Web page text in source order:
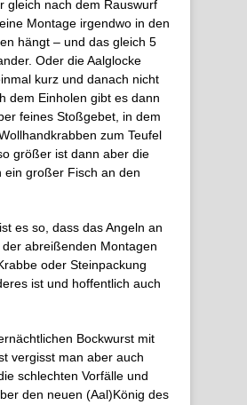
gleich nach dem Rauswurf
Montage irgendwo in den
hängt – und das gleich 5
Oder die Aalglocke
kurz und danach nicht
dem Einholen gibt es dann
feines Stoßgebet, in dem
zum Teufel
größer ist dann aber die
ein großer Fisch an den
es so, dass das Angeln an
abreißenden Montagen
oder Steinpackung
ist und hoffentlich auch
Bockwurst mit
vergisst man aber auch
schlechten Vorfälle und
den neuen (Aal)König des